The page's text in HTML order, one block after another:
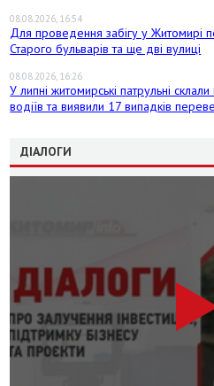
08.08.2026, 16:54
Для проведення забігу у Житомирі
Старого бульварів та ще дві вулиці
08.08.2026, 16:26
У липні житомирські патрульні склали
водіїв та виявили 17 випадків
ДІАЛОГИ